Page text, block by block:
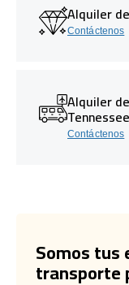
Alquiler
Contáctenos
Alquiler
Tennessee
Contáctenos
Somos tus
transporte